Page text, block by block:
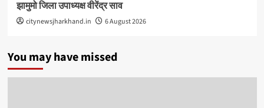
झामुमो जिला उपाध्यक्ष वीरेंद्र साव
citynewsjharkhand.in 6 August 2026
You may have missed